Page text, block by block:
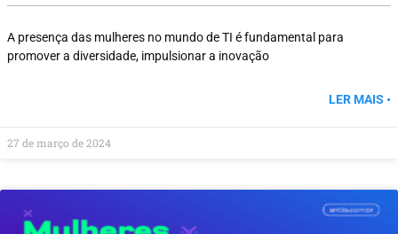
A presença das mulheres no mundo de TI é fundamental para
promover a diversidade, impulsionar a inovação
LER MAIS •
27 de março de 2024